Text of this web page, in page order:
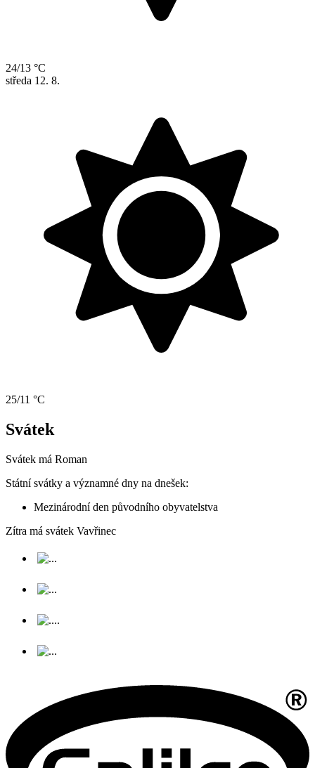
24/13 °C
středa 12. 8.
25/11 °C
Svátek
Svátek má Roman
Státní svátky a významné dny na dnešek:
Mezinárodní den původního obyvatelstva
Zítra má svátek Vavřinec